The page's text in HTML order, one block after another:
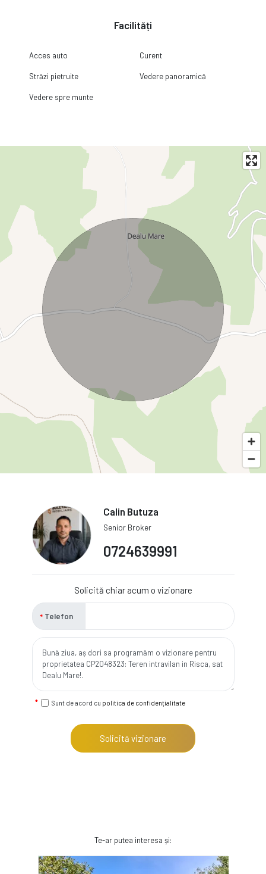
Facilități
Acces auto Curent
Străzi pietruite Vedere panoramică
Vedere spre munte
Calin Butuza
Senior Broker
0724639991
Solicită chiar acum o vizionare
Telefon
Sunt de acord cu politica de confidențialitate
Solicită vizionare
Te-ar putea interesa și: